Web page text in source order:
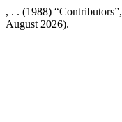
, . . (1988) “Contributors”,
August 2026).